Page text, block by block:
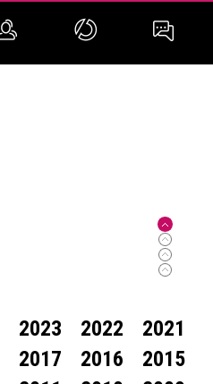
2023 2022
2021
2017 2016
2015